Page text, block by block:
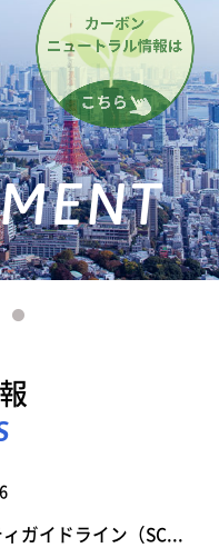
る
ガイドライン（SC...